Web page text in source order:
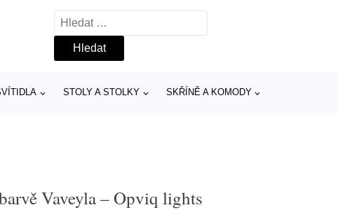
Vyhledávání
STOLY A STOLKY SKŘÍNĚ A KOMODY
Vaveyla – Opviq lights